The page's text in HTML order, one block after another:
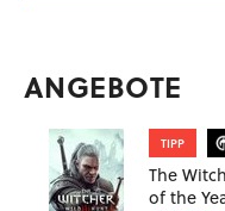
ANGEBOTE
TIPP
The
of the